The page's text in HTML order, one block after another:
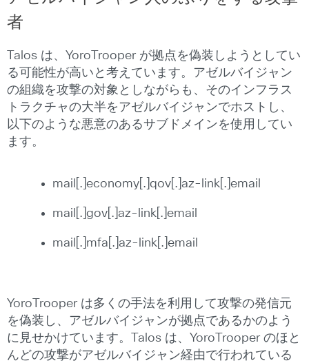
者
Talos は、YoroTrooper が拠点を偽装しようとしてい
る可能性が高いと考えています。アゼルバイジャン
の組織を攻撃の対象としながらも、そのインフラス
トラクチャの大半をアゼルバイジャンでホストし、
以下のような悪意のあるサブドメインを使用してい
ます。
mail[.]economy[.]qov[.]az-link[.]email
mail[.]gov[.]az-link[.]email
mail[.]mfa[.]az-link[.]email
YoroTrooper は多くの手法を利用して攻撃の発信元
を偽装し、アゼルバイジャンが拠点であるかのよう
に見せかけています。Talos は、YoroTrooper のほと
んどの攻撃がアゼルバイジャン経由で行われている